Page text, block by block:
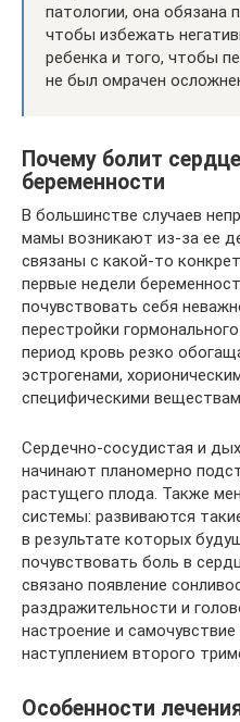
патологии, она обязана
чтобы избежать
ребенка и того, чтобы
не был омрачен
Почему болит
беременности
В большинстве случаев
мамы возникают из-за ее
связаны с какой-то
первые недели
почувствовать себя
перестройки
период кровь резко
эстрогенами,
специфическими
Сердечно-сосудистая и
начинают планомерно
растущего плода. Также
системы: развиваются
в результате которых
почувствовать боль в
связано появление
раздражительности и
настроение и
наступлением второго
Особенности